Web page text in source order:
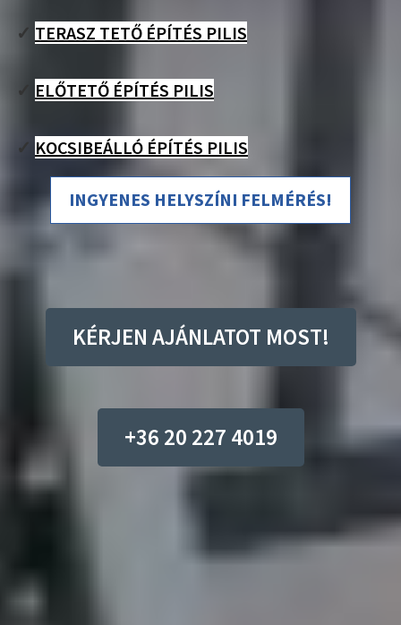
✓ TERASZ TETŐ ÉPÍTÉS PILIS
✓ ELŐTETŐ ÉPÍTÉS PILIS
✓ KOCSIBEÁLLÓ ÉPÍTÉS PILIS
INGYENES HELYSZÍNI FELMÉRÉS!
KÉRJEN AJÁNLATOT MOST!
+36 20 227 4019